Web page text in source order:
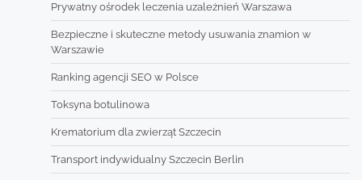
Prywatny ośrodek leczenia uzależnień Warszawa
Bezpieczne i skuteczne metody usuwania znamion w
Warszawie
Ranking agencji SEO w Polsce
Toksyna botulinowa
Krematorium dla zwierząt Szczecin
Transport indywidualny Szczecin Berlin